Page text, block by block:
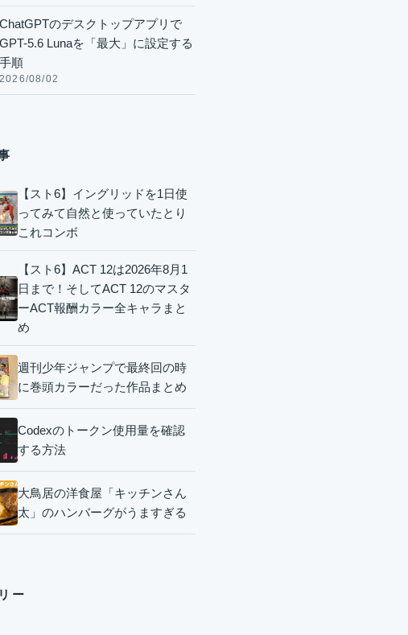
ChatGPTのデスクトップアプリで
GPT-5.6 Lunaを「最大」に設定する
手順
2026/08/02
【スト6】イングリッドを1日使
ってみて自然と使っていたとり
これコンボ
【スト6】ACT 12は2026年8月1
日まで！そしてACT 12のマスタ
ーACT報酬カラー全キャラまと
め
週刊少年ジャンプで最終回の時
に巻頭カラーだった作品まとめ
Codexのトークン使用量を確認
する方法
大鳥居の洋食屋「キッチンさん
太」のハンバーグがうますぎる
ー